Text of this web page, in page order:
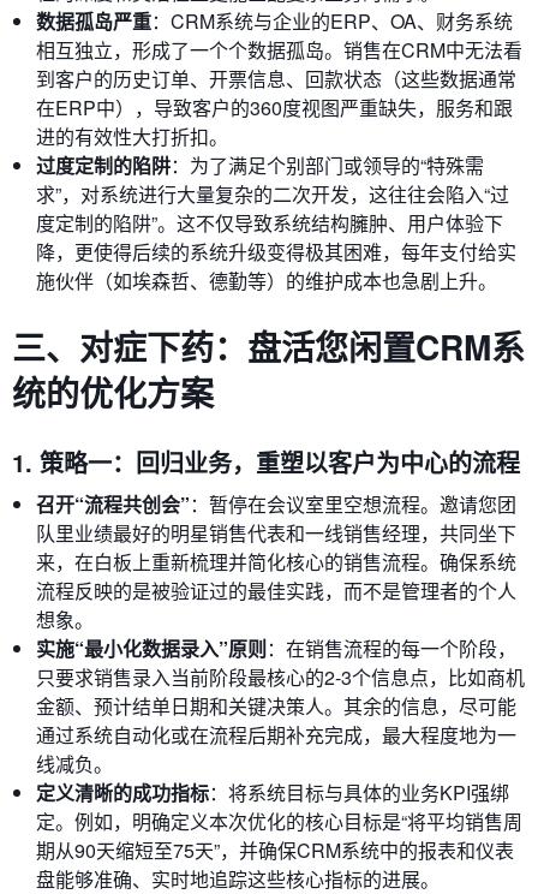
数据孤岛严重：CRM系统与企业的ERP、OA、财务系统
相互独立，形成了一个个数据孤岛。销售在CRM中无法看
到客户的历史订单、开票信息、回款状态（这些数据通常
在ERP中），导致客户的360度视图严重缺失，服务和跟
进的有效性大打折扣。
过度定制的陷阱：为了满足个别部门或领导的“特殊需
求”，对系统进行大量复杂的二次开发，这往往会陷入“过
度定制的陷阱”。这不仅导致系统结构臃肿、用户体验下
降，更使得后续的系统升级变得极其困难，每年支付给实
施伙伴（如埃森哲、德勤等）的维护成本也急剧上升。
三、对症下药：盘活您闲置CRM系
统的优化方案
1. 策略一：回归业务，重塑以客户为中心的流程
召开“流程共创会”：暂停在会议室里空想流程。邀请您团
队里业绩最好的明星销售代表和一线销售经理，共同坐下
来，在白板上重新梳理并简化核心的销售流程。确保系统
流程反映的是被验证过的最佳实践，而不是管理者的个人
想象。
实施“最小化数据录入”原则：在销售流程的每一个阶段，
只要求销售录入当前阶段最核心的2-3个信息点，比如商机
金额、预计结单日期和关键决策人。其余的信息，尽可能
通过系统自动化或在流程后期补充完成，最大程度地为一
线减负。
定义清晰的成功指标：将系统目标与具体的业务KPI强绑
定。例如，明确定义本次优化的核心目标是“将平均销售周
期从90天缩短至75天”，并确保CRM系统中的报表和仪表
盘能够准确、实时地追踪这些核心指标的进展。